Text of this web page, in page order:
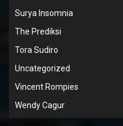
Surya Insomnia
The Prediksi
Tora Sudiro
Uncategorized
Vincent Rompies
Wendy Cagur